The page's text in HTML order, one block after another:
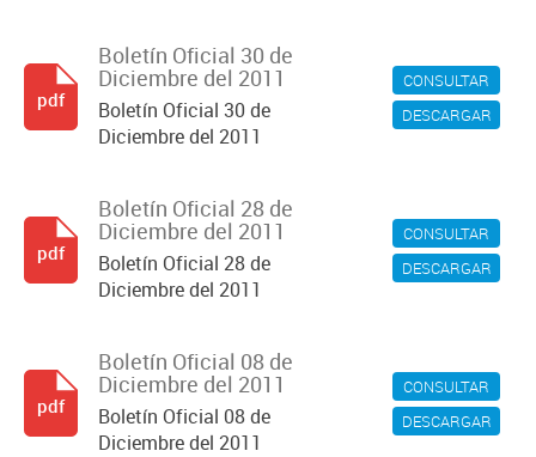
CONSULTAR
DESCARGAR
Boletín Oficial 30 de
Diciembre del 2011
Boletín Oficial 30 de
Diciembre del 2011
pdf
CONSULTAR
DESCARGAR
Boletín Oficial 28 de
Diciembre del 2011
Boletín Oficial 28 de
Diciembre del 2011
pdf
CONSULTAR
DESCARGAR
Boletín Oficial 08 de
Diciembre del 2011
Boletín Oficial 08 de
Diciembre del 2011
pdf